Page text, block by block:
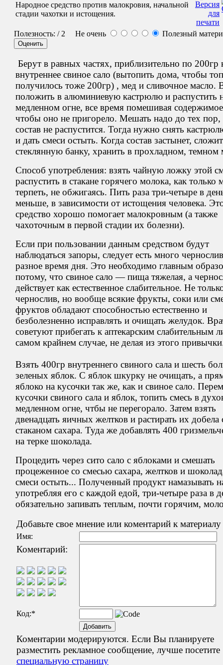
Народное средство против малокровия, начальной
стадии чахотки и истощения.
Полезность: / 2 Не очень Полезный
Берут в равных частях, приблизительно по 200гр
внутреннее свиное сало (вытопить дома, чтобы
получилось тоже 200гр) , мед и сливочное масло.
положить в алюминиевую кастрюлю и распустить
медленном огне, все время помешивая
чтобы оно не пригорело. Мешать надо до тех пор,
состав не распустится. Тогда нужно снять
и дать смеси остыть. Когда состав застынет,
стеклянную банку, хранить в прохладном, темном
Способ употребления: взять чайную ложку этой
распустить в стакане горячего молока, как только
терпеть, не обжигаясь. Пить раза три-четыре в
меньше, в зависимости от истощения человека.
средство хорошо помогает малокровным (а также
чахоточным в первой стадии их болезни).
Если при пользовании данным средством будут
наблюдаться запоры, следует есть много
разное время дня. Это необходимо главным
потому, что свиное сало — пища тяжелая, а
действует как естественное слабительное. Не
чернослив, но вообще всякие фрукты, соки или
фруктов обладают способностью естественно и
безболезненно исправлять и очищать желудок.
советуют прибегать к аптекарским слабительным
самом крайнем случае, не делая из этого
Взять 400гр внутреннего свиного сала и шесть
зеленых яблок. С яблок шкурку не очищать, а
яблоко на кусочки так же, как и свиное сало.
кусочки свиного сала и яблок, топить смесь в
медленном огне, чтбы не перегорало. Затем взять
двенадцать яичных желтков и растирать их
стаканом сахара. Туда же добавлять 400
на терке шоколада.
Процедить через сито сало с яблоками и смешать
процеженное со смесью сахара, желтков и
смеси остыть... Полученный продукт намазывать
употребляя его с каждой едой, три-четыре раза в
обязательно запивать теплым, почти горячим,
Добавьте свое мнение или коментарий к материалу
Имя:
Коментарий:
Код:*
Коментарии модерируются. Если Вы планируете
разместить рекламное сообщение, лучше посетите
специальную страницу